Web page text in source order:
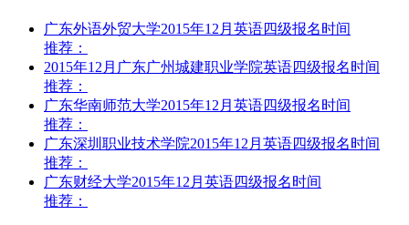
广东外语外贸大学2015年12月英语四级报名时间
推荐：
2015年12月广东广州城建职业学院英语四级报名时间
推荐：
广东华南师范大学2015年12月英语四级报名时间
推荐：
广东深圳职业技术学院2015年12月英语四级报名时间
推荐：
广东财经大学2015年12月英语四级报名时间
推荐：